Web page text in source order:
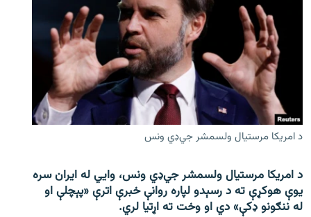
د امریکا مرستیال ولسمشر جي‌ډي ونس
د امریکا مرستیال ولسمشر جي‌ډي ونس، وايي له ایران سره
یوې هوکړې ته د رسېدو لپاره روانې خبرې اترې «پېچلې او
له ننګونو ډکې» دي او وخت ته اړتیا لري.